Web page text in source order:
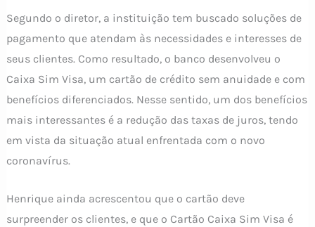
Segundo o diretor, a instituição tem buscado soluções de
pagamento que atendam às necessidades e interesses de
seus clientes. Como resultado, o banco desenvolveu o
Caixa Sim Visa, um cartão de crédito sem anuidade e com
benefícios diferenciados. Nesse sentido, um dos benefícios
mais interessantes é a redução das taxas de juros, tendo
em vista da situação atual enfrentada com o novo
coronavírus.
Henrique ainda acrescentou que o cartão deve
surpreender os clientes, e que o Cartão Caixa Sim Visa é